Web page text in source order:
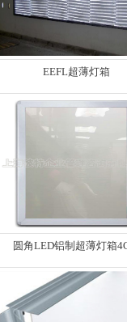
EEFL超薄灯箱
圆角LED铝制超薄灯箱